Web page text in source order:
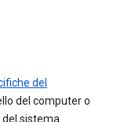
del
del computer o
del sistema